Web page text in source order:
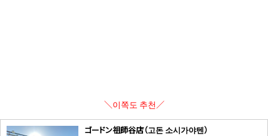
＼이쪽도 추천／
ゴードン祖師谷店（고돈 소시가야텐）